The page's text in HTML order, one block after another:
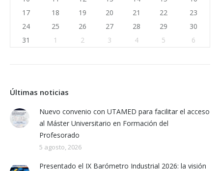
17
18 19 20 21 22
23
24
25 26 27 28 29
30
31
1 2 3 4 5 6
Últimas noticias
Nuevo convenio con UTAMED para facilitar el acceso
al Máster Universitario en Formación del
Profesorado
5 agosto, 2026
Presentado el IX Barómetro Industrial 2026: la visión